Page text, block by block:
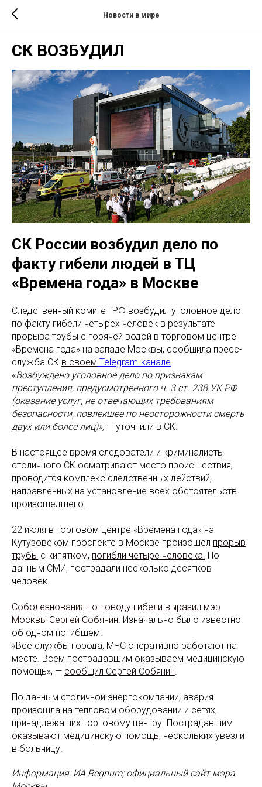
Новости в мире
СК ВОЗБУДИЛ
СК России возбудил дело по
факту гибели людей в ТЦ
«Времена года» в Москве
Следственный комитет РФ возбудил уголовное дело
по факту гибели четырёх человек в результате
прорыва трубы с горячей водой в торговом центре
«Времена года» на западе Москвы, сообщила пресс-
служба СК в своем Telegram-канале.
«Возбуждено уголовное дело по признакам
преступления, предусмотренного ч. 3 ст. 238 УК РФ
(оказание услуг, не отвечающих требованиям
безопасности, повлекшее по неосторожности смерть
двух или более лиц)», — уточнили в СК.
В настоящее время следователи и криминалисты
столичного СК осматривают место происшествия,
проводится комплекс следственных действий,
направленных на установление всех обстоятельств
произошедшего.
22 июля в торговом центре «Времена года» на
Кутузовском проспекте в Москве произошёл прорыв
трубы с кипятком, погибли четыре человека. По
данным СМИ, пострадали несколько десятков
человек.
Соболезнования по поводу гибели выразил мэр
Москвы Сергей Собянин. Изначально было известно
об одном погибшем.
«Все службы города, МЧС оперативно работают на
месте. Всем пострадавшим оказываем медицинскую
помощь», — сообщил Сергей Собянин.
По данным столичной энергокомпании, авария
произошла на тепловом оборудовании и сетях,
принадлежащих торговому центру. Пострадавшим
оказывают медицинскую помощь, нескольких увезли
в больницу.
Информация: ИА Regnum; официальный сайт мэра